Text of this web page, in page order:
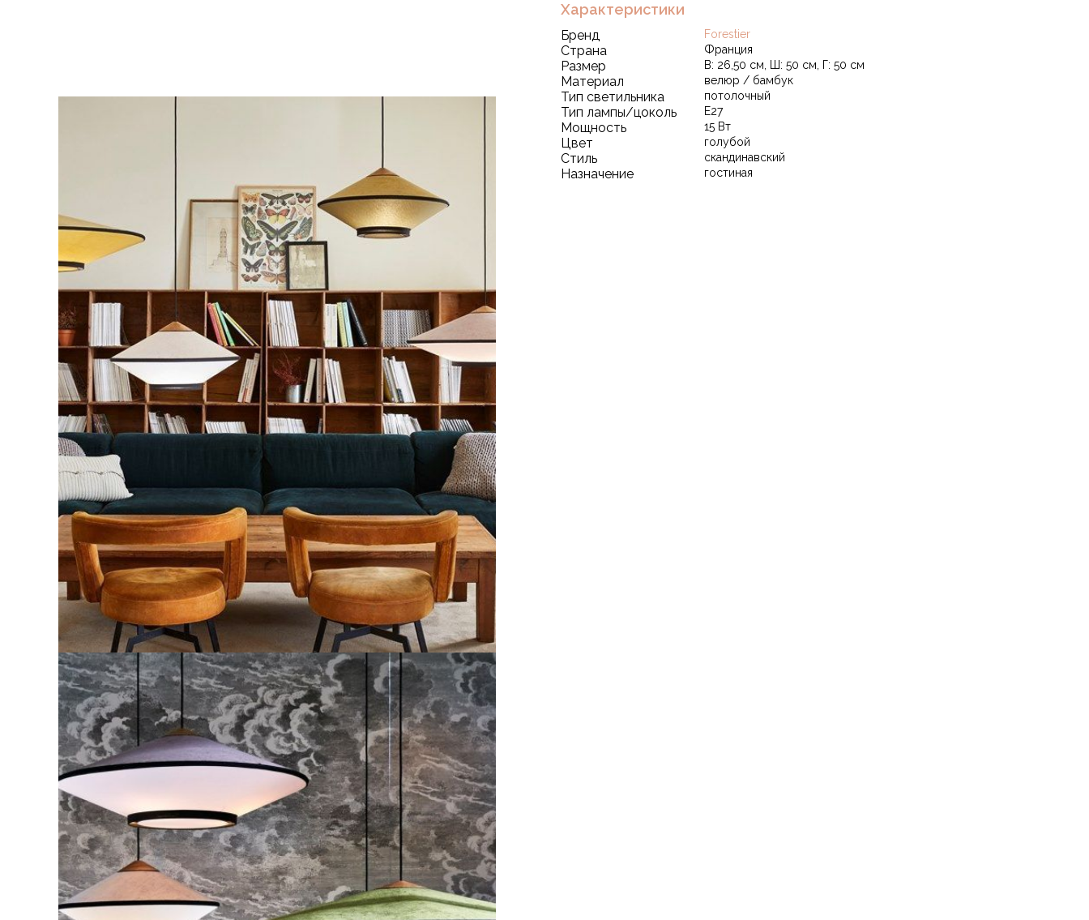
Характеристики
Бренд Forestier
Страна Франция
Размер В: 26,50 см, Ш: 50 см, Г: 50 см
Материал велюр / бамбук
Тип светильника потолочный
Тип лампы/цоколь E27
Мощность 15 Вт
Цвет голубой
Стиль скандинавский
Назначение гостиная